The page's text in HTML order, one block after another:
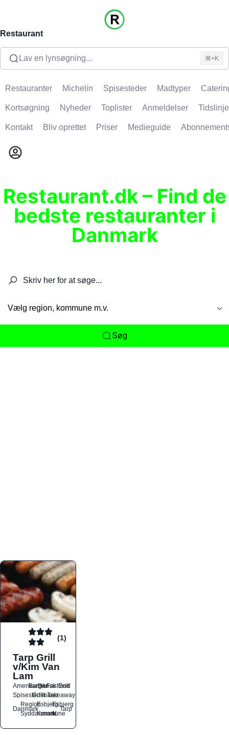
Restaurant
Lav en lynsøgning... ⌘+K
Restauranter Michelin Spisesteder Madtyper
Kortsøgning Nyheder Toplister Anmeldelser Tidslinje
Kontakt Bliv oprettet Priser Medieguide
Restaurant.dk – Find de
bedste restauranter i
Danmark
Vælg region, kommune m.v.
Søg
(1)
Tarp Grill
v/Kim Van
Lam
Amerikansk
BurgerDanskFastfood
Grill
SpisestederGrillbarerTakeaway
Danmark
Region
Syddanmark
Esbjerg
Kommune
Esbjerg
N
Tarp